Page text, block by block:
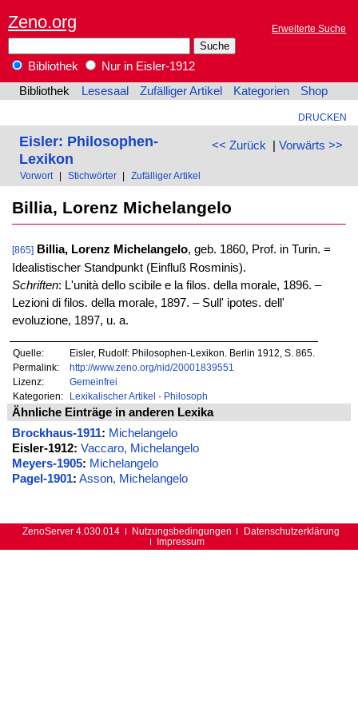
Zeno.org Erweiterte Suche
Bibliothek
Nur in Eisler-1912
Bibliothek
Lesesaal Zufälliger Artikel Kategorien Shop
DRUCKEN
<< Zurück | Vorwärts >>
Eisler: Philosophen-
Lexikon
Vorwort Stichwörter Zufälliger Artikel
Billia, Lorenz Michelangelo
[865] Billia, Lorenz Michelangelo, geb. 1860, Prof. in Turin. =
Idealistischer Standpunkt (Einfluß Rosminis).
Schriften: L'unità dello scibile e la filos. della morale, 1896. –
Lezioni di filos. della morale, 1897. – Sull' ipotes. dell'
evoluzione, 1897, u. a.
Quelle:
Eisler, Rudolf: Philosophen-Lexikon. Berlin 1912, S. 865.
Permalink:
http://www.zeno.org/nid/20001839551
Lizenz:
Gemeinfrei
Kategorien:
Lexikalischer Artikel · Philosoph
Ähnliche Einträge in anderen Lexika
Brockhaus-1911: Michelangelo
Eisler-1912: Vaccaro, Michelangelo
Meyers-1905: Michelangelo
Pagel-1901: Asson, Michelangelo
ZenoServer 4.030.014 Nutzungsbedingungen
Datenschutzerklärung
Impressum